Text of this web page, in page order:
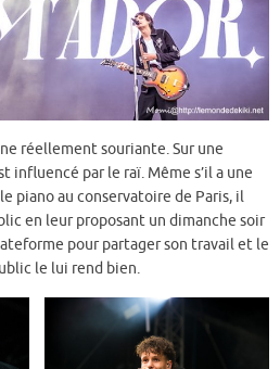
réellement souriante. Sur une
influencé par le raï. Même s’il a une
piano au conservatoire de Paris, il
en leur proposant un dimanche soir
pour partager son travail et le
le lui rend bien.